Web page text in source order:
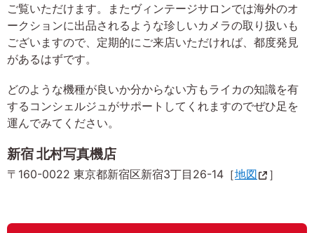
ご覧いただけます。またヴィンテージサロンでは海外のオ
ークションに出品されるような珍しいカメラの取り扱いも
ございますので、定期的にご来店いただければ、都度発見
があるはずです。
どのような機種が良いか分からない方もライカの知識を有
するコンシェルジュがサポートしてくれますのでぜひ足を
運んでみてください。
新宿 北村写真機店
〒160-0022 東京都新宿区新宿3丁目26-14［地図 ］